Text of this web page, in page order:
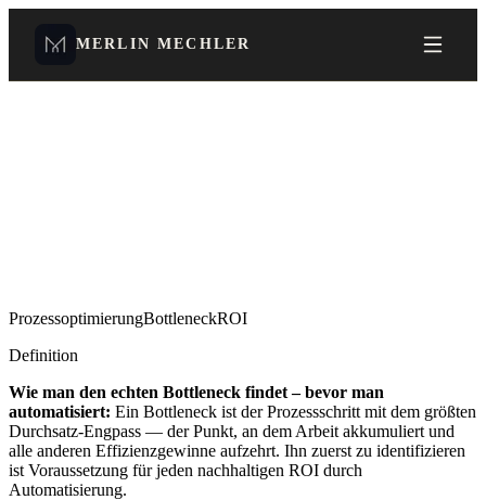
MERLIN MECHLER
ProzessoptimierungBottleneckROI
Definition
Wie man den echten Bottleneck findet – bevor man
automatisiert: Ein Bottleneck ist der Prozessschritt mit dem größten
Durchsatz-Engpass — der Punkt, an dem Arbeit akkumuliert und
alle anderen Effizienzgewinne aufzehrt. Ihn zuerst zu identifizieren
ist Voraussetzung für jeden nachhaltigen ROI durch
Automatisierung.